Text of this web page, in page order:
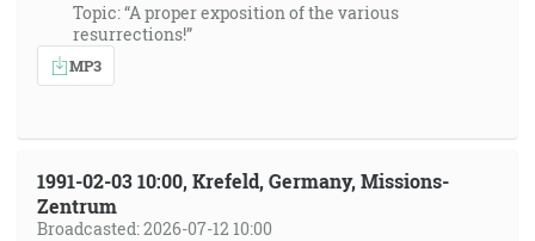
Topic: “A proper exposition of the various
resurrections!”
MP3
1991-02-03 10:00, Krefeld, Germany, Missions-
Zentrum
Broadcasted: 2026-07-12 10:00